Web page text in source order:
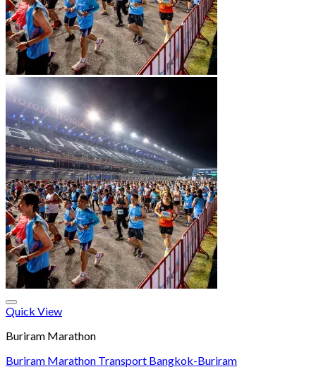
Quick View
Buriram Marathon
Buriram Marathon Transport Bangkok-Buriram